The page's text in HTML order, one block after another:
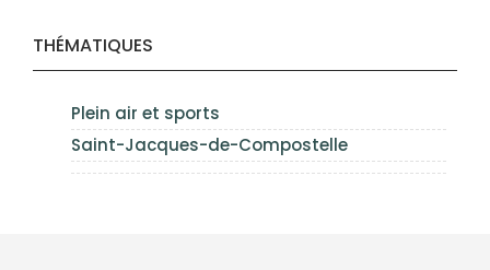
THÉMATIQUES
Plein air et sports
Saint-Jacques-de-Compostelle